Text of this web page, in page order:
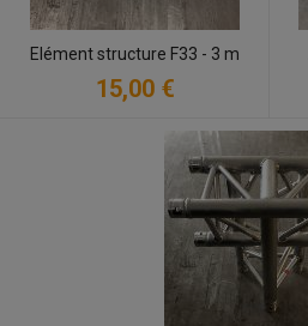
Elément structure F33 - 3 m
15,00 €